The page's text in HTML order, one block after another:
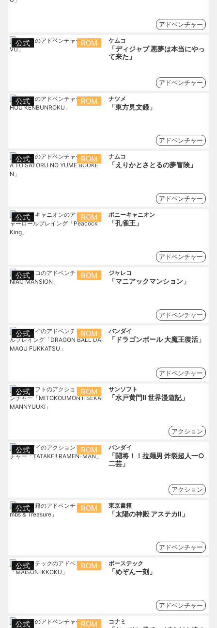
アドベンチャー
公式 ROM ケムコ
「ディジャブ 悪夢は本当にやっ
て来た」
アドベンチャー
公式 ROM ナツメ
「東方見文録」
アドベンチャー
公式 ROM ナムコ
「えりかとさとるの夢冒険」
アドベンチャー
公式 ROM ポニーキャニオン
「孔雀王」
アドベンチャー
公式 ROM ジャレコ
「マニアックマンション」
アドベンチャー
公式 ROM バンダイ
「ドラゴンボール 大魔王復活」
アドベンチャー
公式 ROM サンソフト
「水戸黄門Ⅱ 世界漫遊記」
アクション
公式 ROM バンダイ
「闘将！！拉麺男 炸裂超人一○
二芸」
アクション
公式 ROM 東京書籍
「太陽の神殿 アステカⅡ」
アドベンチャー
公式 ROM ボーステック
「めぞん一刻」
アドベンチャー
公式 ROM コナミ